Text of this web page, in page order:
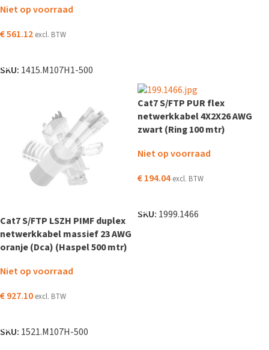
Niet op voorraad
€561.12 excl. BTW
SKU: 1415.M107H1-500
Cat7 S/FTP LSZH PIMF duplex
netwerkkabel massief 23 AWG
oranje (Dca) (Haspel 500 mtr)
Niet op voorraad
€927.10 excl. BTW
SKU: 1521.M107H-500
Cat7 S/FTP PUR flex
netwerkkabel 4X2X26 AWG
zwart (Ring 100 mtr)
Niet op voorraad
€194.04 excl. BTW
SKU: 1999.1466